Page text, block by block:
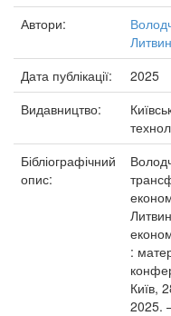
Автори:
Дата публікації:
2025
Видавництво:
Бібліографічний
опис:
:
Київ,
2025.